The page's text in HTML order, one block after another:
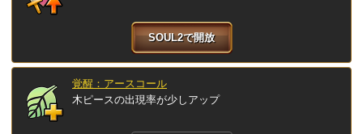
SOUL2で開放
覚醒：アースコール
木ピースの出現率が少しアップ